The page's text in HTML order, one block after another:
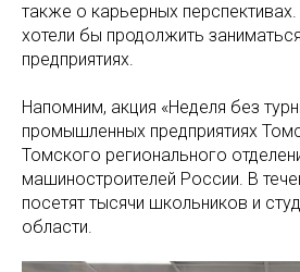
также о карьерных
хотели бы продолжить
предприятиях.
Напомним, акция «Неделя без
промышленных предприятиях
Томского регионального
машиностроителей России. В
посетят тысячи школьников и
области.